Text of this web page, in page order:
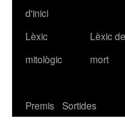
contingut
d'inici
Lèxic
mitològic
Lèxic
mort
Premis Sortides